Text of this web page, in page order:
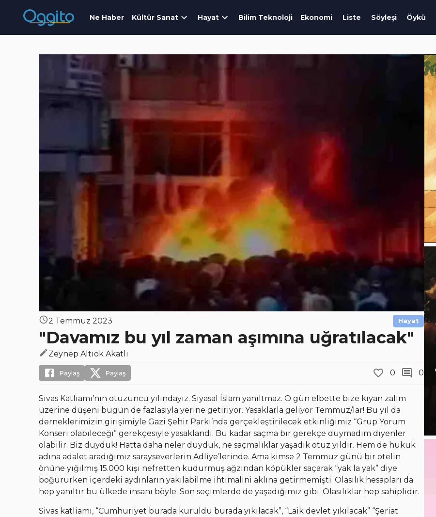
Ne Haber Kültür Sanat Hayat Bilim Teknoloji Ekonomi Liste Söyleşi Öykü
2 Temmuz 2023 Hayat
"Davamız bu yıl zaman aşımına uğratılacak"
Zeynep Altıok Akatlı
Paylaş Paylaş 0 0
Sivas Katliamı’nın otuzuncu yılındayız. Siyasal İslam yanıltmaz. O gün elbette bize kıyan zalim
üzerine düşeni bugün de fazlasıyla yerine getiriyor. Yasaklarla geliyor Temmuz/lar! Bu yıl da
derneklerimizin girişimiyle Gazi Şehir Parkı’nda gerçekleştirilecek etkinliğimiz “Grup Yorum
Konseri olabileceği” gerekçesiyle yasaklandı. Bu kadar saçma bir gerekçe duymadım diyenler
olabilir. Biz duyduk! Hatta daha neler duyduk, ne saçmalıklar yaşadık otuz yıldır. Hem de hukuk
adına adalet aradığımız sarayseverlerin Adliye’lerinde. Ama kimse 2 Temmuz günü bir otelin
önüne yığılmış 15.000 kişi nefretten kudurmuş ağzından köpükler saçarak “yak la yak” diye
böğürürken içerdeki aydınların yakılabilme ihtimalini aklına getirmemişti. Olasılık hesapları da
hep yanıltır bu ülkede insanı böyle. Son seçimlerde de yaşadığımız gibi. Olasılıklar hep sahiplidir.
Sivas katliamı, “Cumhuriyet burada kuruldu burada yıkılacak”, “Laik devlet yıkılacak” “Şeriat